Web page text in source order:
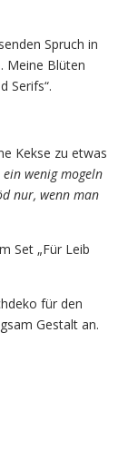
Spruch in
Meine Blüten
Serifs“.
Kekse zu etwas
wenig mogeln
nur, wenn man
Set „Für Leib
für den
Gestalt an.